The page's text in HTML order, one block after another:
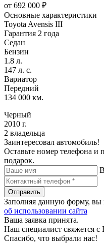
от 692 000 ₽
Основные характеристики
Toyota Avensis III
Гарантия 2 года
Седан
Бензин
1.8 л.
147 л. с.
Вариатор
Передний
134 000 км.
Черный
2010 г.
2 владельца
Заинтересовал автомобиль!
Оставьте номер телефона
подарок.
Отправить
Заполняя данную форму, вы
об использовании сайта
Ваша заявка принята.
Наш специалист свяжется
Спасибо, что выбрали нас!